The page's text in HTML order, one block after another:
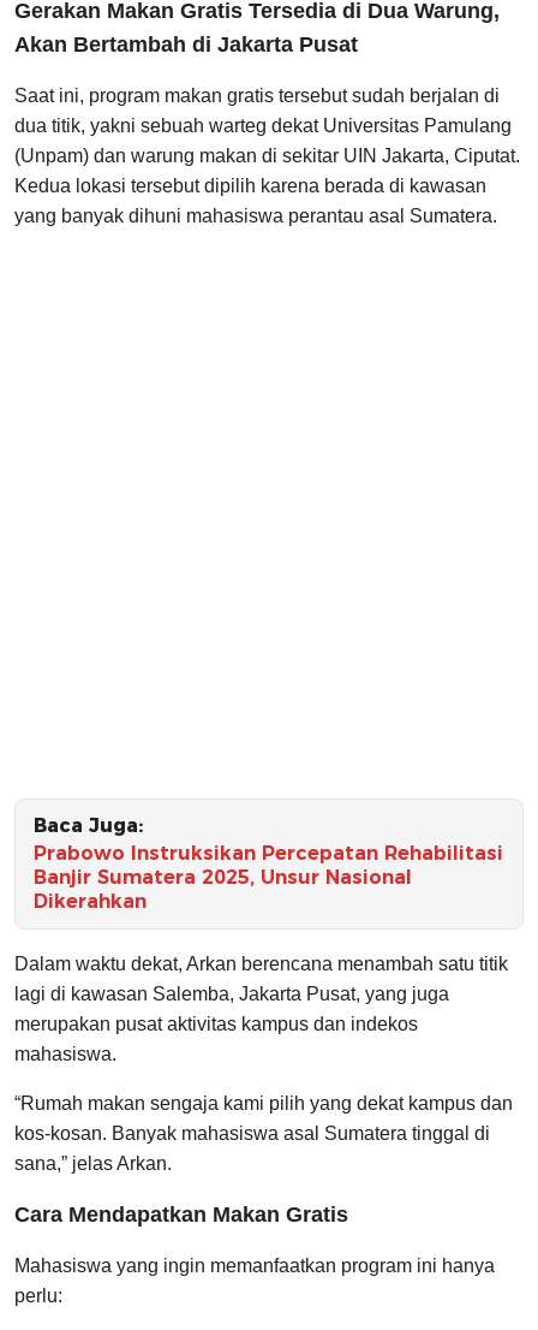
Gerakan Makan Gratis Tersedia di Dua Warung,
Akan Bertambah di Jakarta Pusat
Saat ini, program makan gratis tersebut sudah berjalan di
dua titik, yakni sebuah warteg dekat Universitas Pamulang
(Unpam) dan warung makan di sekitar UIN Jakarta, Ciputat.
Kedua lokasi tersebut dipilih karena berada di kawasan
yang banyak dihuni mahasiswa perantau asal Sumatera.
Baca Juga:
Prabowo Instruksikan Percepatan Rehabilitasi
Banjir Sumatera 2025, Unsur Nasional
Dikerahkan
Dalam waktu dekat, Arkan berencana menambah satu titik
lagi di kawasan Salemba, Jakarta Pusat, yang juga
merupakan pusat aktivitas kampus dan indekos
mahasiswa.
“Rumah makan sengaja kami pilih yang dekat kampus dan
kos-kosan. Banyak mahasiswa asal Sumatera tinggal di
sana,” jelas Arkan.
Cara Mendapatkan Makan Gratis
Mahasiswa yang ingin memanfaatkan program ini hanya
perlu: